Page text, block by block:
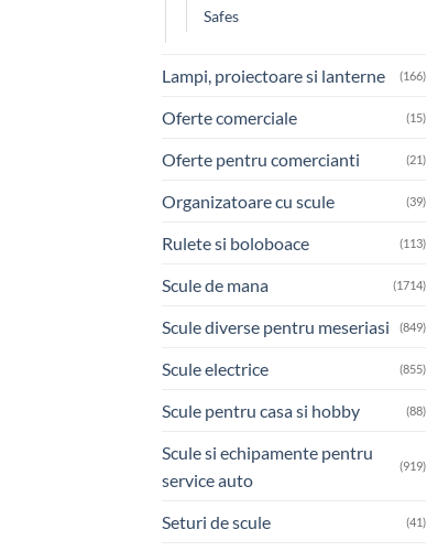
Safes
Lampi, proiectoare si lanterne (166)
Oferte comerciale (15)
Oferte pentru comercianti (21)
Organizatoare cu scule (39)
Rulete si boloboace (113)
Scule de mana (1714)
Scule diverse pentru meseriasi (849)
Scule electrice (855)
Scule pentru casa si hobby (88)
Scule si echipamente pentru
service auto
(919)
Seturi de scule (41)